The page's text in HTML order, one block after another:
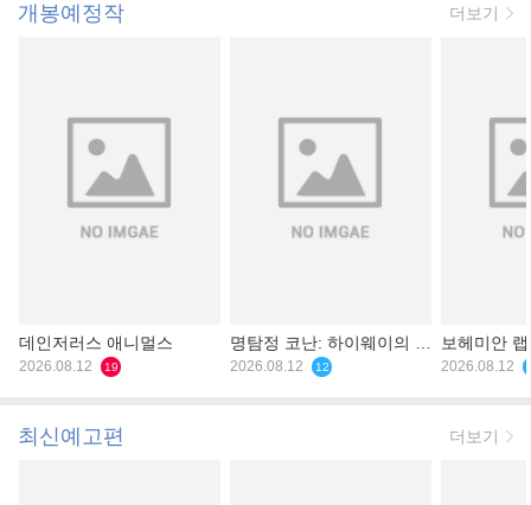
개봉예정작 더보기
데인저러스 애니멀스
2026.08.12 19
명탐정 코난: 하이웨이의 타
천사
2026.08.12 12
보헤미안
2026.08.12
최신예고편 더보기